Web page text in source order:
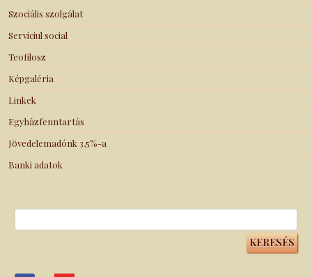
Szociális szolgálat
Serviciul social
Teofilosz
Képgaléria
Linkek
Egyházfenntartás
Jövedelemadónk 3,5%-a
Banki adatok